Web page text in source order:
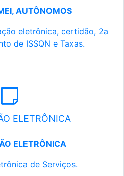
AUTÔNOMOS
eletrônica, certidão, 2a
de ISSQN e Taxas.
ELETRÔNICA
ELETRÔNICA
de Serviços.